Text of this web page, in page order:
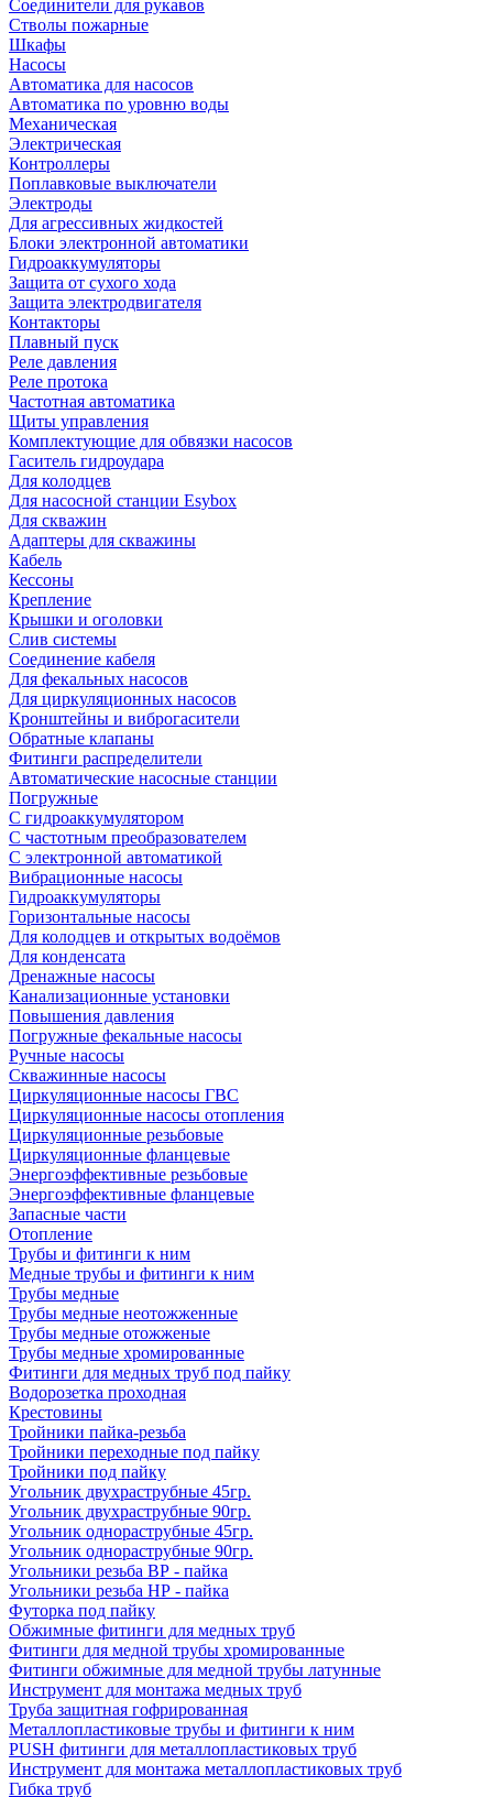
Соединители для рукавов
Стволы пожарные
Шкафы
Насосы
Автоматика для насосов
Автоматика по уровню воды
Механическая
Электрическая
Контроллеры
Поплавковые выключатели
Электроды
Для агрессивных жидкостей
Блоки электронной автоматики
Гидроаккумуляторы
Защита от сухого хода
Защита электродвигателя
Контакторы
Плавный пуск
Реле давления
Реле протока
Частотная автоматика
Щиты управления
Комплектующие для обвязки насосов
Гаситель гидроудара
Для колодцев
Для насосной станции Esybox
Для скважин
Адаптеры для скважины
Кабель
Кессоны
Крепление
Крышки и оголовки
Слив системы
Соединение кабеля
Для фекальных насосов
Для циркуляционных насосов
Кронштейны и виброгасители
Обратные клапаны
Фитинги распределители
Автоматические насосные станции
Погружные
С гидроаккумулятором
С частотным преобразователем
С электронной автоматикой
Вибрационные насосы
Гидроаккумуляторы
Горизонтальные насосы
Для колодцев и открытых водоёмов
Для конденсата
Дренажные насосы
Канализационные установки
Повышения давления
Погружные фекальные насосы
Ручные насосы
Скважинные насосы
Циркуляционные насосы ГВС
Циркуляционные насосы отопления
Циркуляционные резьбовые
Циркуляционные фланцевые
Энергоэффективные резьбовые
Энергоэффективные фланцевые
Запасные части
Отопление
Трубы и фитинги к ним
Медные трубы и фитинги к ним
Трубы медные
Трубы медные неотожженные
Трубы медные отожженые
Трубы медные хромированные
Фитинги для медных труб под пайку
Водорозетка проходная
Крестовины
Тройники пайка-резьба
Тройники переходные под пайку
Тройники под пайку
Угольник двухраструбные 45гр.
Угольник двухраструбные 90гр.
Угольник однораструбные 45гр.
Угольник однораструбные 90гр.
Угольники резьба ВР - пайка
Угольники резьба НР - пайка
Футорка под пайку
Обжимные фитинги для медных труб
Фитинги для медной трубы хромированные
Фитинги обжимные для медной трубы латунные
Инструмент для монтажа медных труб
Труба защитная гофрированная
Металлопластиковые трубы и фитинги к ним
PUSH фитинги для металлопластиковых труб
Инструмент для монтажа металлопластиковых труб
Гибка труб